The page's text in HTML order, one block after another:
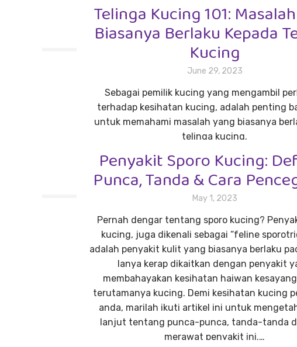
Read more
Telinga Kucing 101:
Biasanya Berlaku Kepada
Kucing
June 29, 2023
Sebagai pemilik kucing yang mengambil
terhadap kesihatan kucing, adalah penting
untuk memahami masalah yang biasanya
telinga kucing.
Read more
Penyakit Sporo Kucing:
Punca, Tanda & Cara
May 1, 2023
Pernah dengar tentang sporo kucing?
kucing, juga dikenali sebagai “feline
adalah penyakit kulit yang biasanya berlaku
Ianya kerap dikaitkan dengan penyakit
membahayakan kesihatan haiwan
terutamanya kucing. Demi kesihatan kucing
anda, marilah ikuti artikel ini untuk
lanjut tentang punca-punca, tanda-tanda
merawat penyakit ini.…